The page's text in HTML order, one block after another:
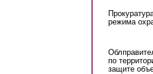
режима
по
защите